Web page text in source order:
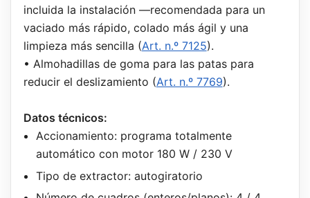
incluida la instalación —recomendada para un
vaciado más rápido, colado más ágil y una
limpieza más sencilla (Art. n.º 7125).
• Almohadillas de goma para las patas para
reducir el deslizamiento (Art. n.º 7769).
Datos técnicos:
Accionamiento: programa totalmente
automático con motor 180 W / 230 V
Tipo de extractor: autogiratorio